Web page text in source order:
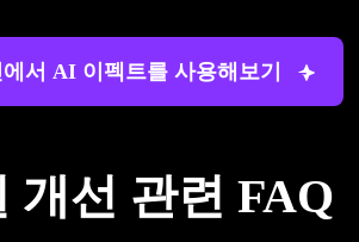
서 AI 이펙트를 사용해보기
개선 관련 FAQ